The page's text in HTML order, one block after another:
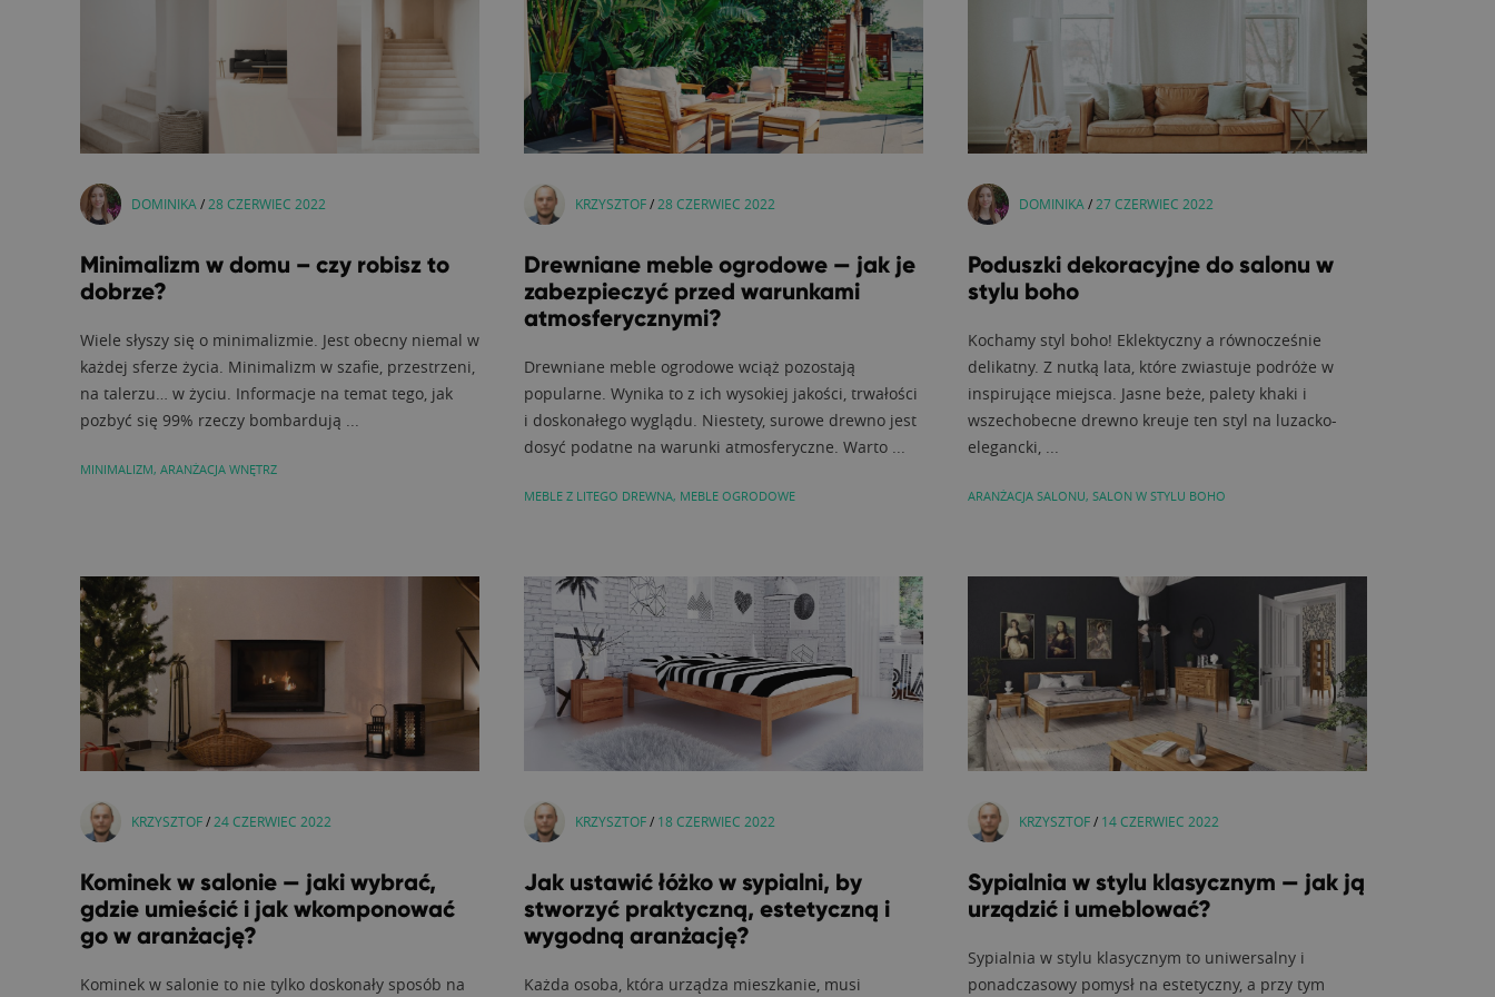
DOMINIKA / 28 CZERWIEC 2022
Minimalizm w domu – czy robisz to
dobrze?
Wiele słyszy się o minimalizmie. Jest obecny niemal w
każdej sferze życia. Minimalizm w szafie, przestrzeni,
na talerzu… w życiu. Informacje na temat tego, jak
pozbyć się 99% rzeczy bombardują ...
MINIMALIZM, ARANŻACJA WNĘTRZ
KRZYSZTOF/ 28 CZERWIEC 2022
Drewniane meble ogrodowe — jak je
zabezpieczyć przed warunkami
atmosferycznymi?
Drewniane meble ogrodowe wciąż pozostają
popularne. Wynika to z ich wysokiej jakości, trwałości
i doskonałego wyglądu. Niestety, surowe drewno jest
dosyć podatne na warunki atmosferyczne. Warto ...
MEBLE Z LITEGO DREWNA, MEBLE OGRODOWE
DOMINIKA / 27 CZERWIEC 2022
Poduszki dekoracyjne do salonu w
stylu boho
Kochamy styl boho! Eklektyczny a równocześnie
delikatny. Z nutką lata, które zwiastuje podróże w
inspirujące miejsca. Jasne beże, palety khaki i
wszechobecne drewno kreuje ten styl na luzacko-
elegancki, ...
ARANŻACJA SALONU, SALON W STYLU BOHO
KRZYSZTOF/ 24 CZERWIEC 2022
Kominek w salonie — jaki wybrać,
gdzie umieścić i jak wkomponować
go w aranżację?
Kominek w salonie to nie tylko doskonały sposób na
KRZYSZTOF/ 18 CZERWIEC 2022
Jak ustawić łóżko w sypialni, by
stworzyć praktyczną, estetyczną i
wygodną aranżację?
Każda osoba, która urządza mieszkanie, musi
KRZYSZTOF/ 14 CZERWIEC 2022
Sypialnia w stylu klasycznym — jak ją
urządzić i umeblować?
Sypialnia w stylu klasycznym to uniwersalny i
ponadczasowy pomysł na estetyczny, a przy tym